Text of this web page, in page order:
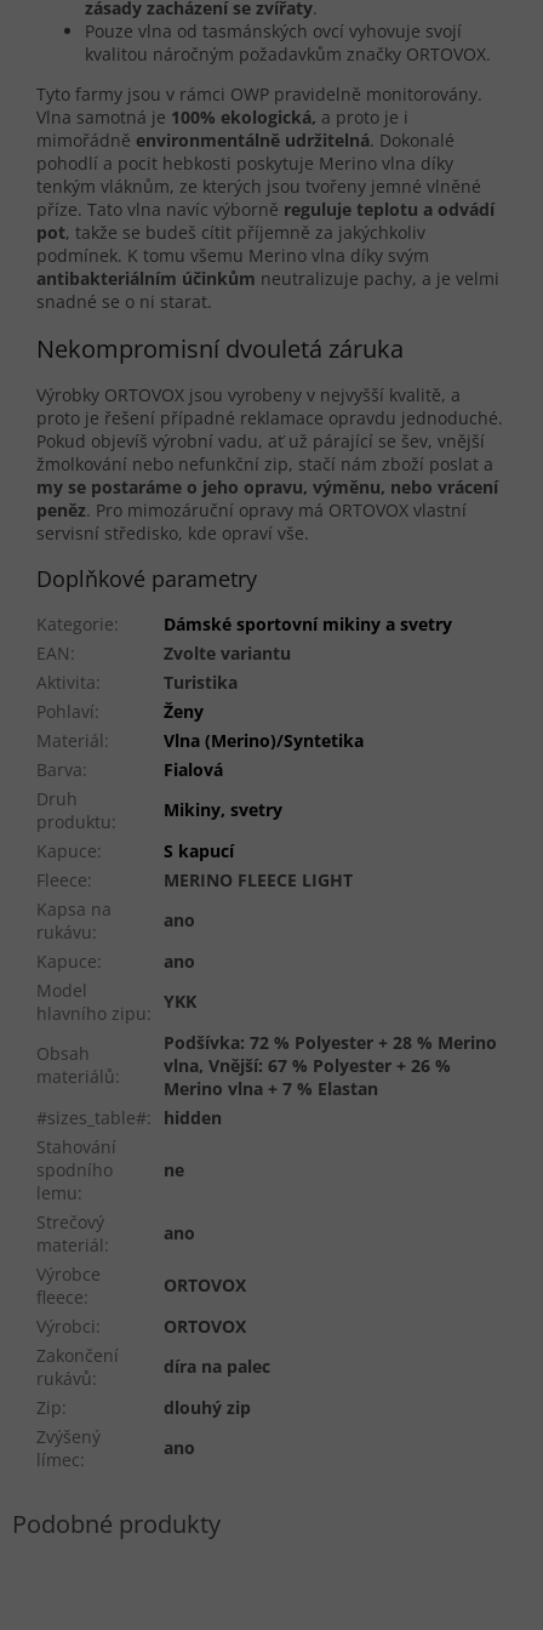
zásady zacházení se zvířaty.
Pouze vlna od tasmánských ovcí vyhovuje svojí
kvalitou náročným požadavkům značky ORTOVOX.
Tyto farmy jsou v rámci OWP pravidelně monitorovány.
Vlna samotná je 100% ekologická, a proto je i
mimořádně environmentálně udržitelná. Dokonalé
pohodlí a pocit hebkosti poskytuje Merino vlna díky
tenkým vláknům, ze kterých jsou tvořeny jemné vlněné
příze. Tato vlna navíc výborně reguluje teplotu a odvádí
pot, takže se budeš cítit příjemně za jakýchkoliv
podmínek. K tomu všemu Merino vlna díky svým
antibakteriálním účinkům neutralizuje pachy, a je velmi
snadné se o ni starat.
Nekompromisní dvouletá záruka
Výrobky ORTOVOX jsou vyrobeny v nejvyšší kvalitě, a
proto je řešení případné reklamace opravdu jednoduché.
Pokud objevíš výrobní vadu, ať už párající se šev, vnější
žmolkování nebo nefunkční zip, stačí nám zboží poslat a
my se postaráme o jeho opravu, výměnu, nebo vrácení
peněz. Pro mimozáruční opravy má ORTOVOX vlastní
servisní středisko, kde opraví vše.
Doplňkové parametry
Kategorie:
Dámské sportovní mikiny a svetry
EAN:
Zvolte variantu
Aktivita:
Turistika
Pohlaví:
Ženy
Materiál:
Vlna (Merino)/Syntetika
Barva:
Fialová
Druh
produktu:
Mikiny, svetry
Kapuce:
S kapucí
Fleece:
MERINO FLEECE LIGHT
Kapsa na
rukávu:
ano
Kapuce:
ano
Model
hlavního zipu:
YKK
Obsah
materiálů:
Podšívka: 72 % Polyester + 28 % Merino
vlna, Vnější: 67 % Polyester + 26 %
Merino vlna + 7 % Elastan
#sizes_table#:
hidden
Stahování
spodního
lemu:
ne
Strečový
materiál:
ano
Výrobce
fleece:
ORTOVOX
Výrobci:
ORTOVOX
Zakončení
rukávů:
díra na palec
Zip:
dlouhý zip
Zvýšený
límec:
ano